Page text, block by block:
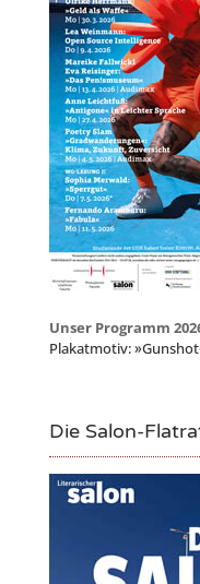
Unser Programm
Plakatmotiv:
Die Salon-